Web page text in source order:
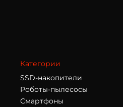
Категории
SSD-накопители
Роботы-пылесосы
Смартфоны